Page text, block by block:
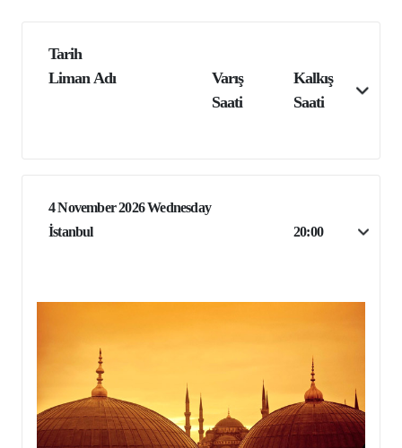
Tarih
Liman Adı
Varış
Saati
Kalkış
Saati
4 November 2026 Wednesday
İstanbul
20:00